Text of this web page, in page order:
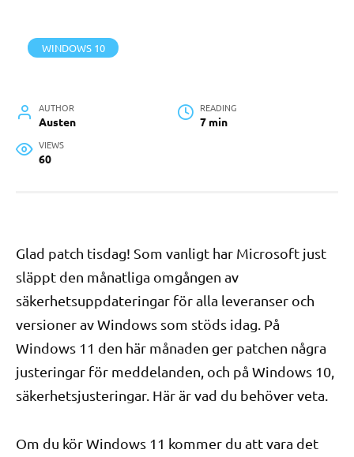
WINDOWS 10
AUTHOR
Austen
READING
7 min
VIEWS
60
Glad patch tisdag! Som vanligt har Microsoft just
släppt den månatliga omgången av
säkerhetsuppdateringar för alla leveranser och
versioner av Windows som stöds idag. På
Windows 11 den här månaden ger patchen några
justeringar för meddelanden, och på Windows 10,
säkerhetsjusteringar. Här är vad du behöver veta.
Om du kör Windows 11 kommer du att vara det